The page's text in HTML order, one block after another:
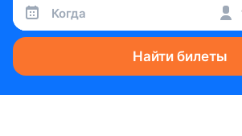
Когда
Найти билеты